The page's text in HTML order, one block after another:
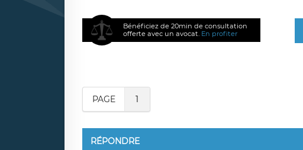
Bénéficiez de 20min de consultation
offerte avec un avocat. En profiter
PAGE 1
RÉPONDRE